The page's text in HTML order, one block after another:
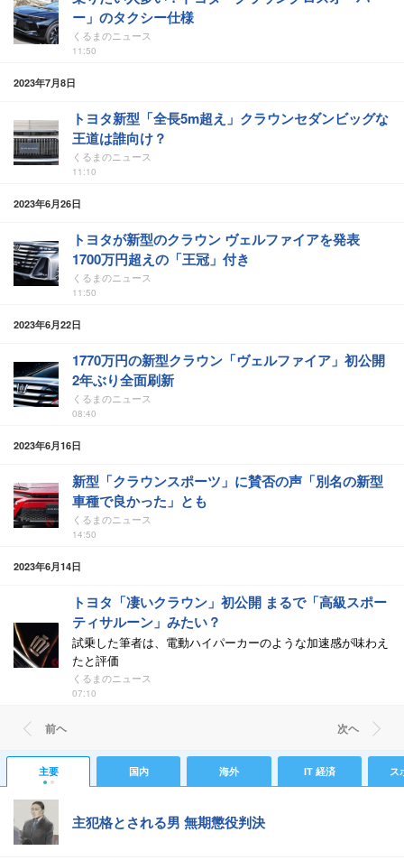
ー」のタクシー仕様
くるまのニュース
11:50
2023年7月8日
トヨタ新型「全長5m超え」クラウンセダンビッグな
王道は誰向け？
くるまのニュース
11:10
2023年6月26日
トヨタが新型のクラウン ヴェルファイアを発表
1700万円超えの「王冠」付き
くるまのニュース
11:50
2023年6月22日
1770万円の新型クラウン「ヴェルファイア」初公開
2年ぶり全面刷新
くるまのニュース
08:40
2023年6月16日
新型「クラウンスポーツ」に賛否の声「別名の新型
車種で良かった」とも
くるまのニュース
14:50
2023年6月14日
トヨタ「凄いクラウン」初公開 まるで「高級スポー
ティサルーン」みたい？
試乗した筆者は、電動ハイパーカーのような加速感が味わえ
たと評価
くるまのニュース
07:10
前ヘ 次ヘ
主要 国内 海外 IT 経済 ス
主犯格とされる男 無期懲役判決